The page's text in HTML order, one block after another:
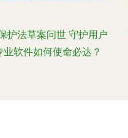
护法草案问世 守护用户
业软件如何使命必达？